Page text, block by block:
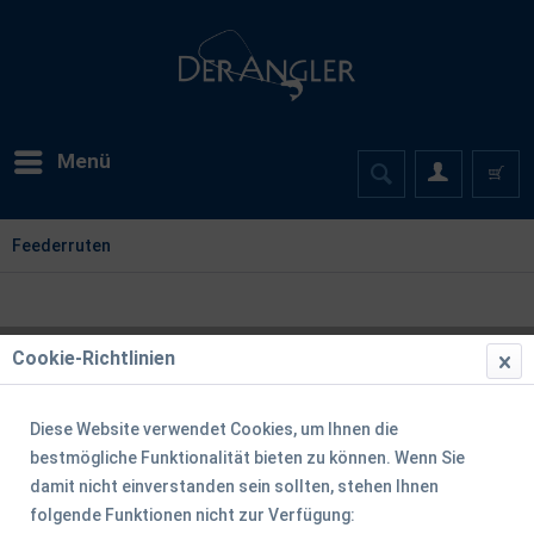
Menü
Feederruten
Cookie-Richtlinien
Diese Website verwendet Cookies, um Ihnen die
bestmögliche Funktionalität bieten zu können. Wenn Sie
damit nicht einverstanden sein sollten, stehen Ihnen
folgende Funktionen nicht zur Verfügung: